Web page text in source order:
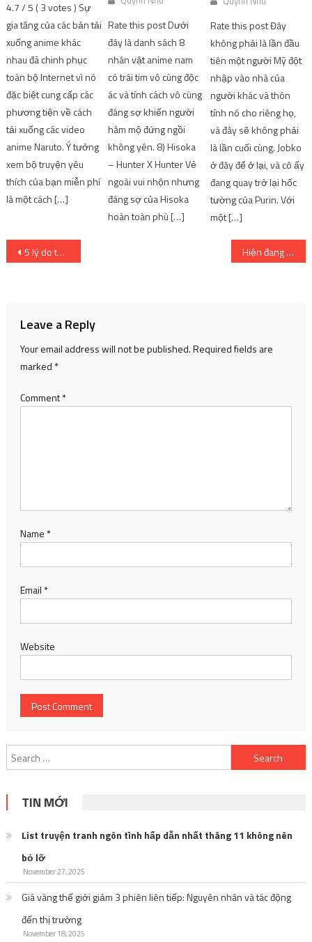
4.7 / 5 ( 3 votes ) Sự
gia tăng của các bản tải
xuống anime khác
nhau đã chinh phục
toàn bộ Internet vì nó
đặc biệt cung cấp các
phương tiện về cách
tải xuống các video
anime Naruto. Ý tưởng
xem bộ truyện yêu
thích của bạn miễn phí
là một cách […]
Rate this post Dưới
đây là danh sách 8
nhân vật anime nam
có trái tim vô cùng độc
ác và tính cách vô cùng
đáng sợ khiến người
hâm mộ đứng ngồi
không yên. 8) Hisoka
– Hunter X Hunter Vẻ
ngoài vui nhộn nhưng
đáng sợ của Hisoka
hoàn toàn phù […]
Rate this post Đây
không phải là lần đầu
tiên một người Mỹ đột
nhập vào nhà của
người khác và thôn
tính nó cho riêng họ,
và đây sẽ không phải
là lần cuối cùng. Jobko
ở đây để ở lại, và cô ấy
đang quay trở lại hốc
tường của Purin. Với
một […]
Post
5 lý do tại sao Ed và Roy được yêu thích trong số những nhà giả kim kiêu ngạo. Hiện đang chấp nhận Đơn đăng ký người biểu diễn cho AX 2023 Maid & Butler Cafe!
Leave a Reply
Your email address will not be published.Required fields are
marked *
Comment*
Name *
Email *
Website
Search
for:
TIN MỚI
List truyện tranh ngôn tình hấp dẫn nhất tháng 11 không nên
bỏ lỡ
November 27, 2025
Giá vàng thế giới giảm 3 phiên liên tiếp: Nguyên nhân và tác động
đến thị trường
November 18, 2025